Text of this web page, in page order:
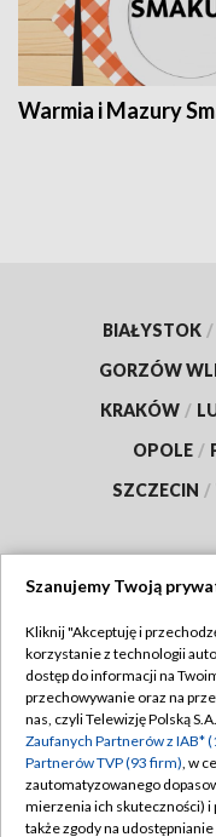
Warmia i Mazury
BIAŁYSTOK /
GORZÓW
KRAKÓW /
OPOLE /
SZCZECIN /
Abonament TVP
Emisja w TVP
Centrum informacji
Naziemna Telewizja
Szanujemy Twoją
Kliknij "Akceptuję i
korzystanie z technologii
dostęp do informacji na
przechowywanie oraz na
nas, czyli Telewizję Polską
Zaufanych Partnerów z IAB*
Partnerów TVP (93 firm), w
zautomatyzowanego
mierzenia ich skuteczności) i
także zgody na